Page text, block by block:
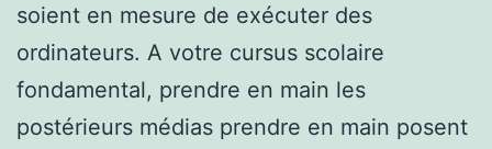
soient en mesure de exécuter des
ordinateurs. A votre cursus scolaire
fondamental, prendre en main les
postérieurs médias prendre en main posent